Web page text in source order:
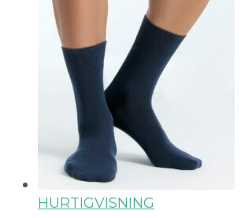
HURTIGVISNING